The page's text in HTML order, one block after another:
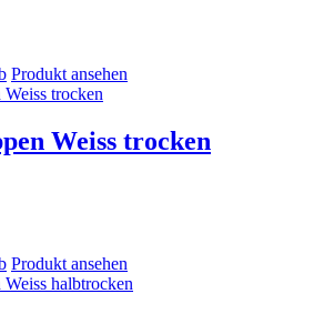
Produkt ansehen
Weiss trocken
Produkt ansehen